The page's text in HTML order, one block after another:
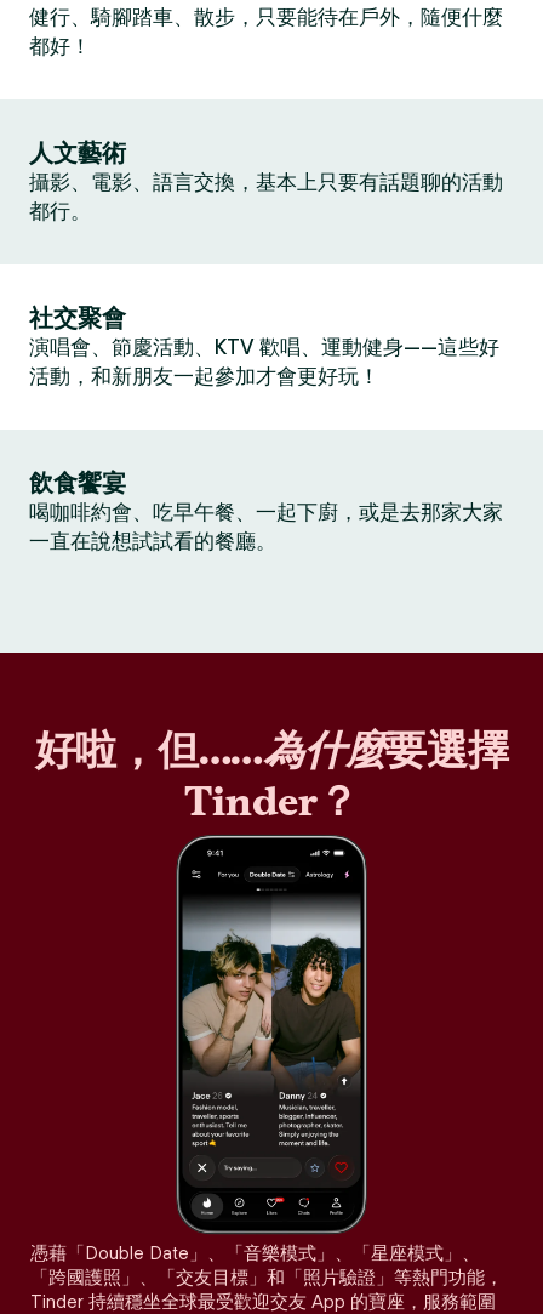
健行、騎腳踏車、散步，只要能待在戶外，隨便什麼
都好！
人文藝術
攝影、電影、語言交換，基本上只要有話題聊的活動
都行。
社交聚會
演唱會、節慶活動、KTV 歡唱、運動健身——這些好
活動，和新朋友一起參加才會更好玩！
飲食饗宴
喝咖啡約會、吃早午餐、一起下廚，或是去那家大家
一直在說想試試看的餐廳。
好啦，但……為什麼要選擇
Tinder？
憑藉「Double Date」、「音樂模式」、「星座模式」、
「跨國護照」、「交友目標」和「照片驗證」等熱門功能，
Tinder 持續穩坐全球最受歡迎交友 App 的寶座，服務範圍